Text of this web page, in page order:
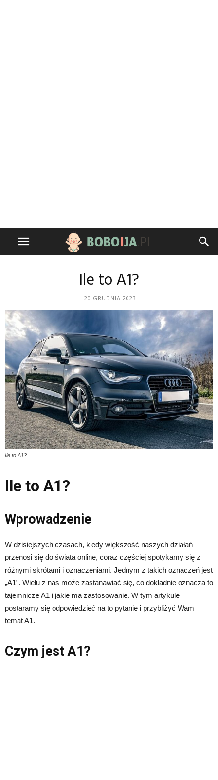
Ile to A1?
20 GRUDNIA 2023
Ile to A1?
Ile to A1?
Wprowadzenie
W dzisiejszych czasach, kiedy większość naszych działań
przenosi się do świata online, coraz częściej spotykamy się z
różnymi skrótami i oznaczeniami. Jednym z takich oznaczeń jest
„A1”. Wielu z nas może zastanawiać się, co dokładnie oznacza to
tajemnicze A1 i jakie ma zastosowanie. W tym artykule
postaramy się odpowiedzieć na to pytanie i przybliżyć Wam
temat A1.
Czym jest A1?